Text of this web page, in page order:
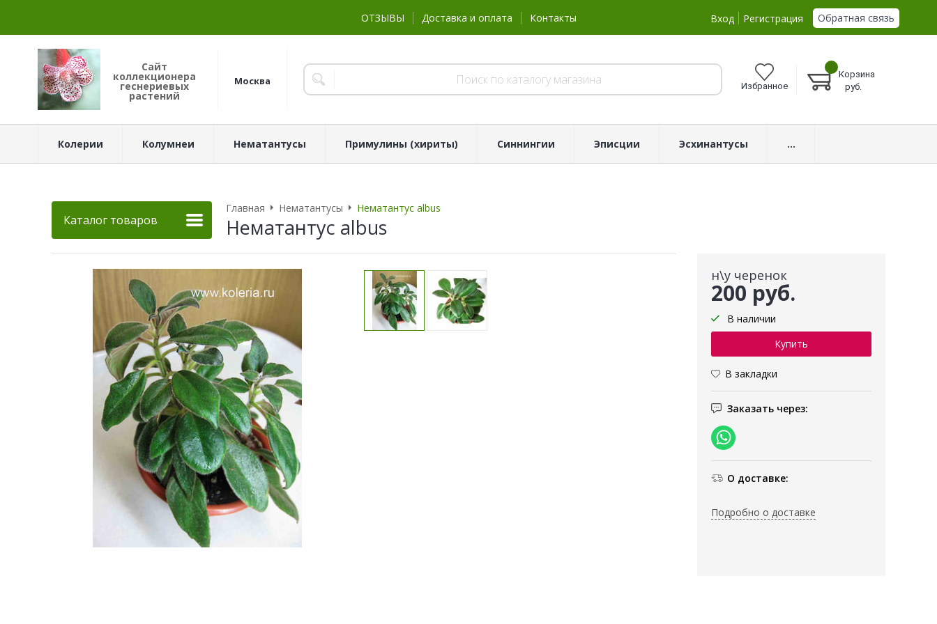
ОТЗЫВЫ Доставка и оплата Контакты Вход Регистрация Обратная связь
Сайт
коллекционера
геснериевых
растений
Москва Избранное
Корзина
руб.
Колерии Колумнеи Нематантусы Примулины (хириты) Синнингии Эписции Эсхинантусы ...
Каталог товаров
Главная Нематантусы Нематантус albus
Нематантус albus
н\у черенок
200 руб.
В наличии
В закладки
Заказать через:
О доставке:
Подробно о доставке